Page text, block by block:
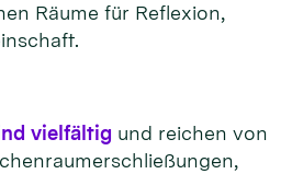
Räume für Reflexion,
vielfältig und reichen von